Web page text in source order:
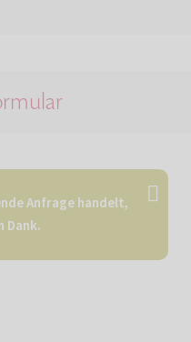
Anfrage handelt,
Dank.